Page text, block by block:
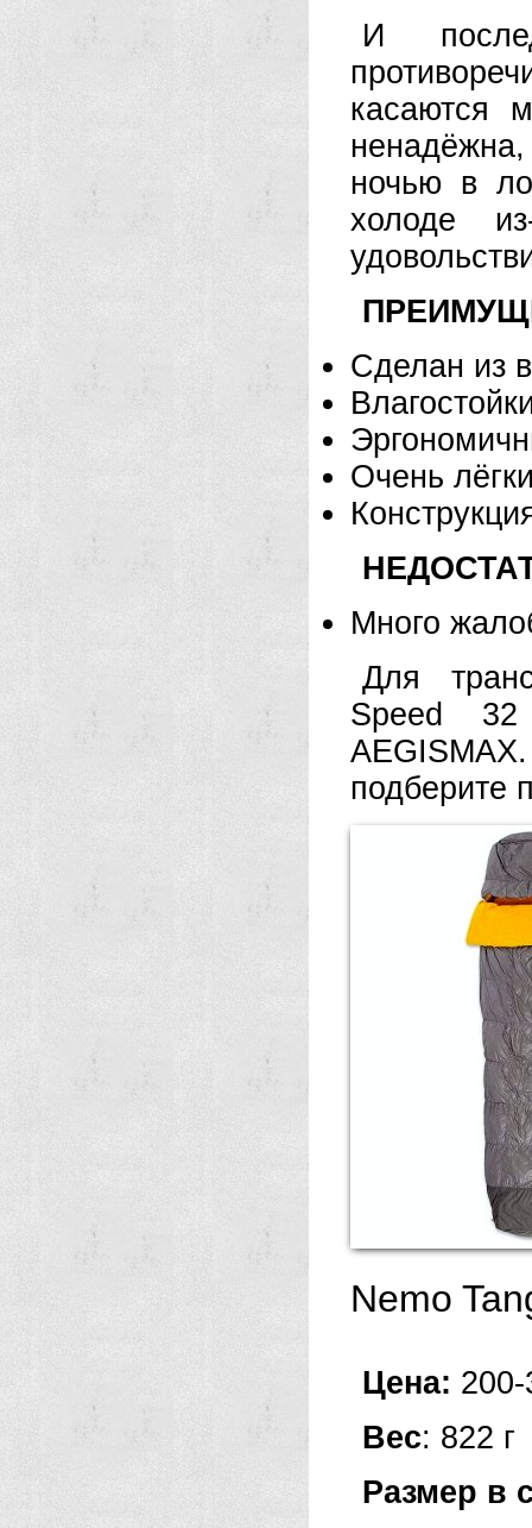
И
касаются
ночью в
холоде
Сделан из
Очень
Много
Для
Speed 32
подберите
Nemo
Цена:
Вес: 822 г
Размер в